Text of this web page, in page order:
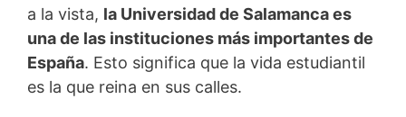
a la vista, la Universidad de Salamanca es
una de las instituciones más importantes de
España. Esto significa que la vida estudiantil
es la que reina en sus calles.